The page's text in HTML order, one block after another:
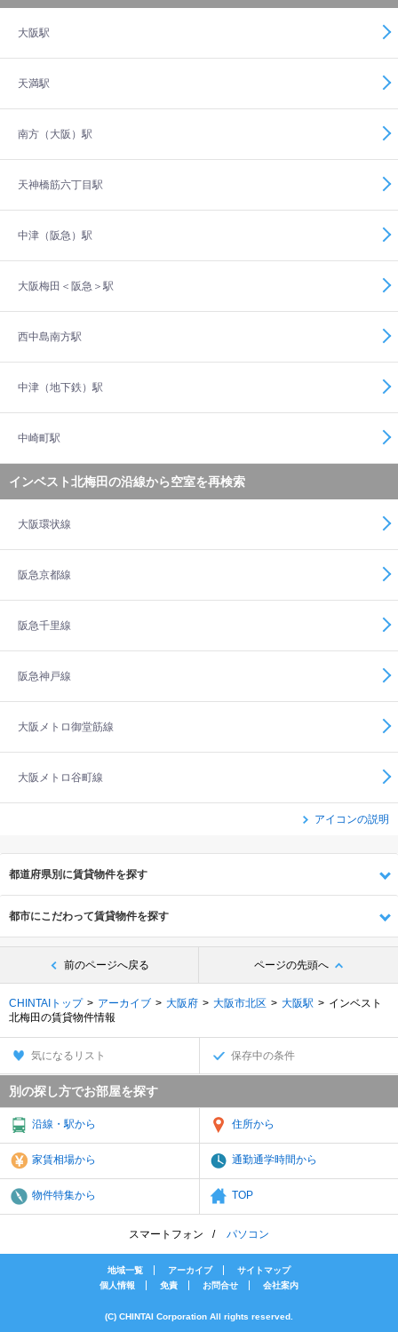
大阪駅
天満駅
南方（大阪）駅
天神橋筋六丁目駅
中津（阪急）駅
大阪梅田＜阪急＞駅
西中島南方駅
中津（地下鉄）駅
中崎町駅
インベスト北梅田の沿線から空室を再検索
大阪環状線
阪急京都線
阪急千里線
阪急神戸線
大阪メトロ御堂筋線
大阪メトロ谷町線
アイコンの説明
都道府県別に賃貸物件を探す
都市にこだわって賃貸物件を探す
前のページへ戻る ページの先頭へ
CHINTAIトップ アーカイブ 大阪府 大阪市北区 大阪駅
インベスト
北梅田の賃貸物件情報
気になるリスト 保存中の条件
別の探し方でお部屋を探す
沿線・駅から 住所から
家賃相場から 通勤通学時間から
物件特集から TOP
スマートフォン パソコン
地域一覧 アーカイブ
サイトマップ
個人情報
免責 お問合せ 会社案内
(C) CHINTAI Corporation All rights reserved.